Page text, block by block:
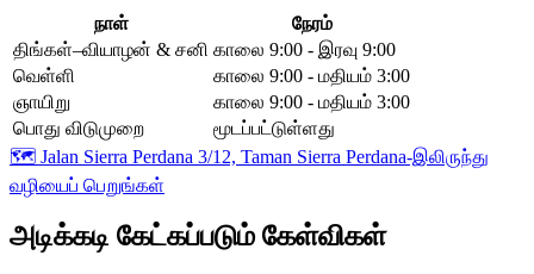
நாள்
நேரம்
திங்கள்–வியாழன் & சனி காலை 9:00 - இரவு 9:00
வெள்ளி
காலை 9:00 - மதியம் 3:00
ஞாயிறு
காலை 9:00 - மதியம் 3:00
பொது விடுமுறை
மூடப்பட்டுள்ளது
🗺️ Jalan Sierra Perdana 3/12, Taman Sierra Perdana-இலிருந்து
வழியைப் பெறுங்கள்
அடிக்கடி கேட்கப்படும் கேள்விகள்